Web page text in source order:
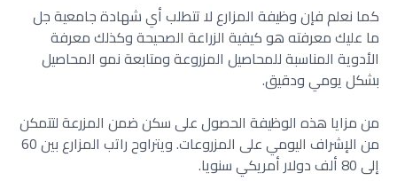
كما نعلم فإن وظيفة المزارع لا تتطلب أي شهادة جامعية جل
ما عليك معرفته هو كيفية الزراعة الصحيحة وكذلك معرفة
الأدوية المناسبة للمحاصيل المزروعة ومتابعة نمو المحاصيل
بشكل يومي ودقيق.
من مزايا هذه الوظيفة الحصول على سكن ضمن المزرعة لتتمكن
من الإشراف اليومي على المزروعات. ويتراوح راتب المزارع بين 60
إلى 80 ألف دولار أمريكي سنويا.